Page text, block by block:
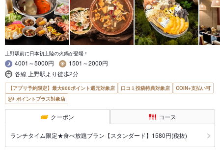
上野駅前に日本初上陸の火鍋が登場！
4001～5000円
1501～2000円
各線 上野駅より徒歩2分
【アプリ予約限定】最大800ポイント還元対象店 口コミ投稿特典対象店
COIN+支払い可
ポイントプラス対象店
クーポン コース
ランチタイム限定★食べ放題プラン【スタンダード】1580円(税抜)